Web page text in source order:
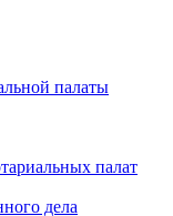
палаты
палат
дела